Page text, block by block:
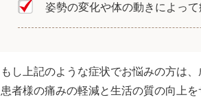
姿勢の変化や体の動きによっ
もし上記のような症状でお悩みの方は
患者様の痛みの軽減と生活の質の向上を